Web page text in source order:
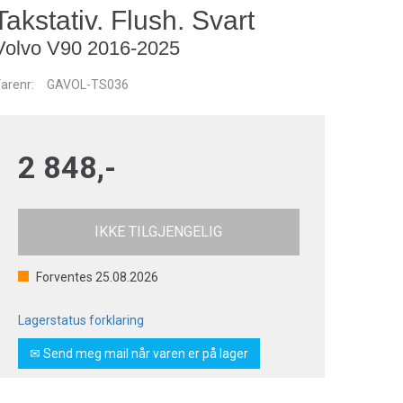
Flush. Svart
V90 2016-2025
GAVOL-TS036
2 848,-
IKKE TILGJENGELIG
Forventes 25.08.2026
Lagerstatus forklaring
✉ Send meg mail når varen er på lager